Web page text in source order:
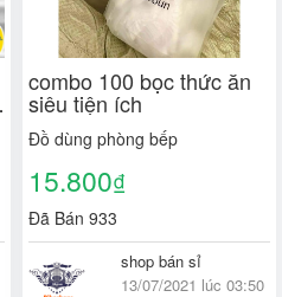
combo 100 bọc thức ăn
siêu tiện ích
Đồ dùng phòng bếp
15.800₫
Đã Bán 933
shop bán sỉ
13/07/2021 lúc 03:50